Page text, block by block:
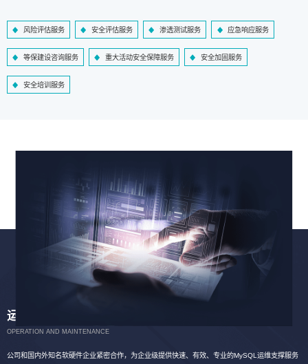
风险评估服务 安全评估服务 渗透测试服务 应急响应服务
等保建设咨询服务 重大活动安全保障服务 安全加固服务
安全培训服务
运维服务
OPERATION AND MAINTENANCE
公司和国内外知名软硬件企业紧密合作，为企业级提供快速、有效、专业的MySQL运维支撑服务